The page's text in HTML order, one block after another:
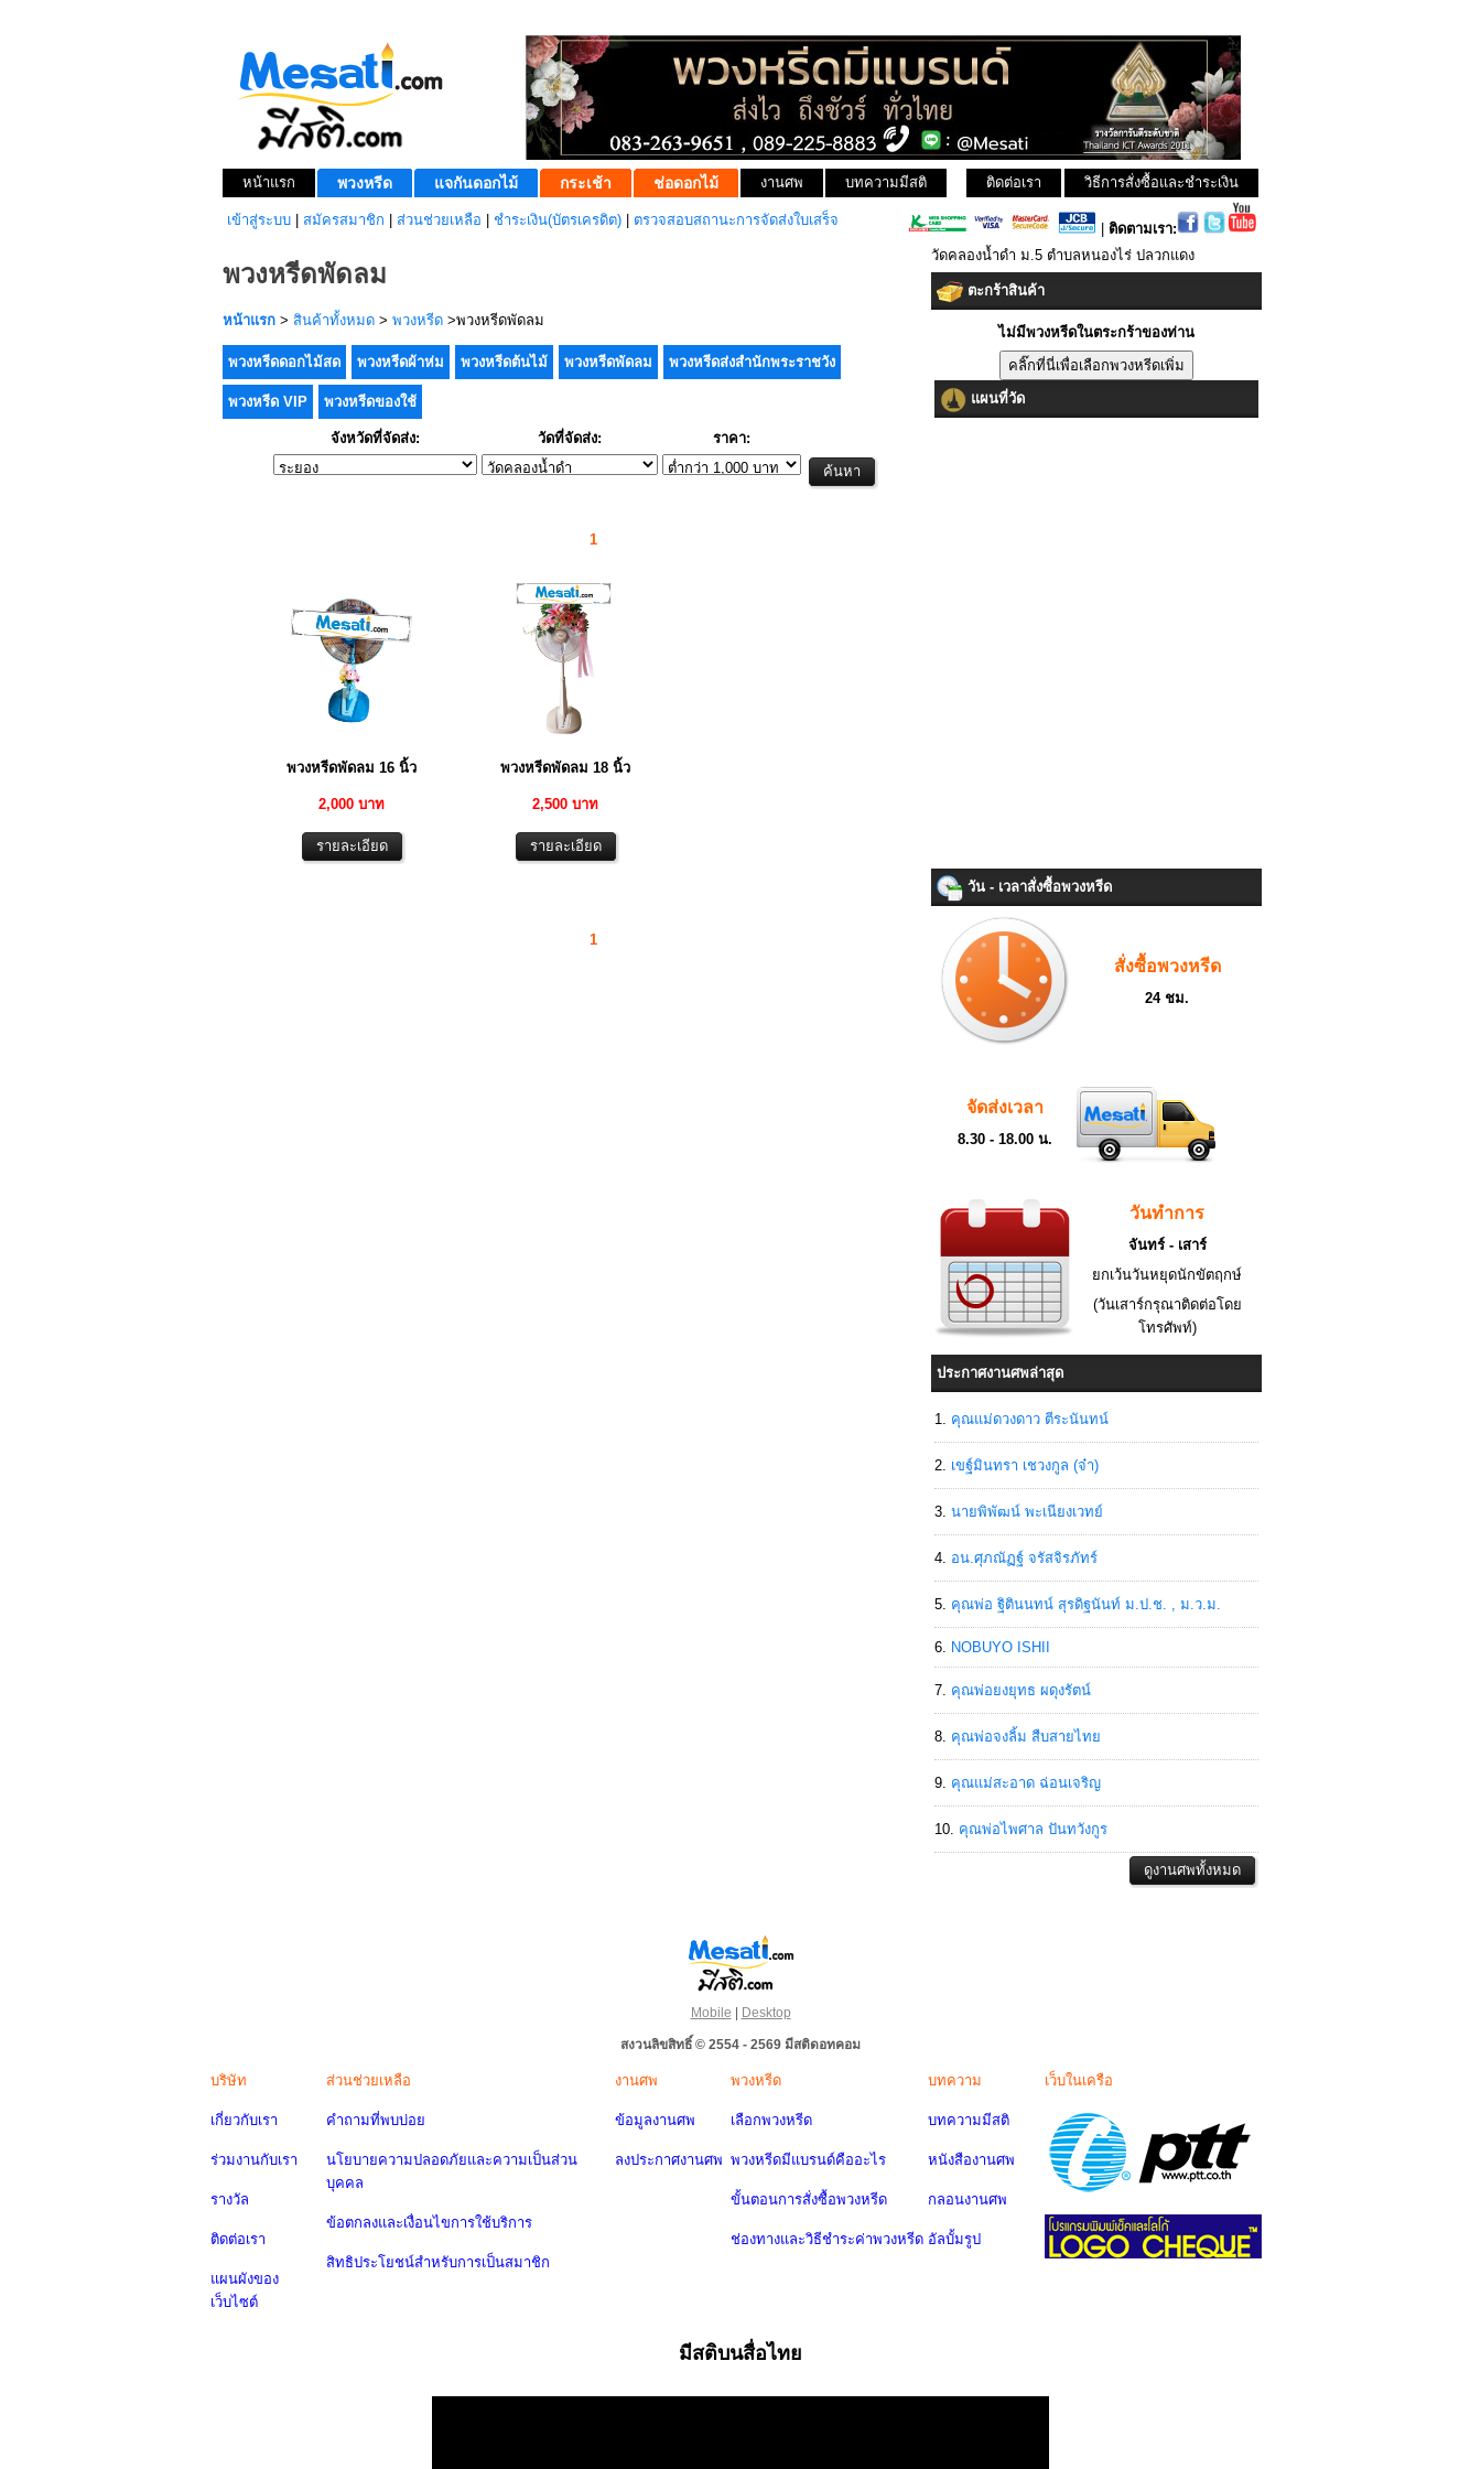
หน้าแรก พวงหรีด แจกันดอกไม้ กระเช้า ช่อดอกไม้ งานศพ บทความมีสติ วิธีการสั่งซื้อและชำระเงิน
ติดต่อเรา
เข้าสู่ระบบ สมัครสมาชิก ส่วนช่วยเหลือ ชำระเงิน(บัตรเครดิต) ตรวจสอบสถานะการจัดส่งใบเสร็จ
ติดตามเรา:
พวงหรีดพัดลม
หน้าแรก > สินค้าทั้งหมด > พวงหรีด >พวงหรีดพัดลม
พวงหรีดดอกไม้สด พวงหรีดผ้าห่ม พวงหรีดต้นไม้ พวงหรีดพัดลม พวงหรีดส่งสำนักพระราชวัง
พวงหรีด VIP พวงหรีดของใช้
จังหวัดที่จัดส่ง: วัดที่จัดส่ง: ราคา:
1
พวงหรีดพัดลม 16 นิ้ว
2,000 บาท
พวงหรีดพัดลม 18 นิ้ว
2,500 บาท
1
วัดคลองน้ำดำ ม.5 ตำบลหนองไร่ ปลวกแดง
ตะกร้าสินค้า
ไม่มีพวงหรีดในตระกร้าของท่าน
แผนที่วัด
วัน - เวลาสั่งซื้อพวงหรีด
สั่งซื้อพวงหรีด
24 ชม.
จัดส่งเวลา
8.30 - 18.00 น.
วันทำการ
จันทร์ - เสาร์
ยกเว้นวันหยุดนักขัตฤกษ์
(วันเสาร์กรุณาติดต่อโดย
โทรศัพท์)
ประกาศงานศพล่าสุด
คุณแม่ดวงดาว ตีระนันทน์
เขฐ์มินทรา เชวงกูล (จ๋า)
นายพิพัฒน์ พะเนียงเวทย์
อน.ศุภณัฏฐ์ จรัสจิรภัทร์
คุณพ่อ ฐิตินนทน์ สุรดิฐนันท์ ม.ป.ช. , ม.ว.ม.
NOBUYO ISHII
คุณพ่อยงยุทธ ผดุงรัตน์
คุณพ่อจงลิ้ม สืบสายไทย
คุณแม่สะอาด ฉ่อนเจริญ
คุณพ่อไพศาล ปันทวังกูร
Mobile | Desktop
สงวนลิขสิทธิ์ © 2554 - 2569 มีสติดอทคอม
บริษัท
เกี่ยวกับเรา
ร่วมงานกับเรา
รางวัล
ติดต่อเรา
แผนผังของ
เว็บไซต์
ส่วนช่วยเหลือ
คำถามที่พบบ่อย
นโยบายความปลอดภัยและความเป็นส่วน
บุคคล
ข้อตกลงและเงื่อนไขการใช้บริการ
สิทธิประโยชน์สำหรับการเป็นสมาชิก
งานศพ
ข้อมูลงานศพ
ลงประกาศงานศพ
พวงหรีด
เลือกพวงหรีด
พวงหรีดมีแบรนด์คืออะไร
ขั้นตอนการสั่งซื้อพวงหรีด
ช่องทางและวิธีชำระค่าพวงหรีด
บทความ
บทความมีสติ
หนังสืองานศพ
กลอนงานศพ
อัลบั้มรูป
เว็บในเครือ
มีสติบนสื่อไทย